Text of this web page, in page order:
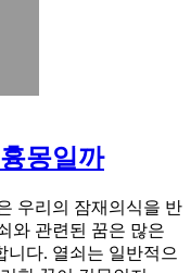
몽일까
우리의 잠재의식을 반
와 관련된 꿈은 많은
니다. 열쇠는 일반적으